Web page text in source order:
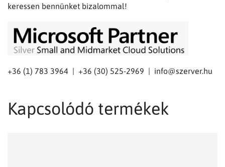
keressen bennünket bizalommal!
+36 (1) 783 3964 | +36 (30) 525-2969 | info@szerver.hu
Kapcsolódó termékek